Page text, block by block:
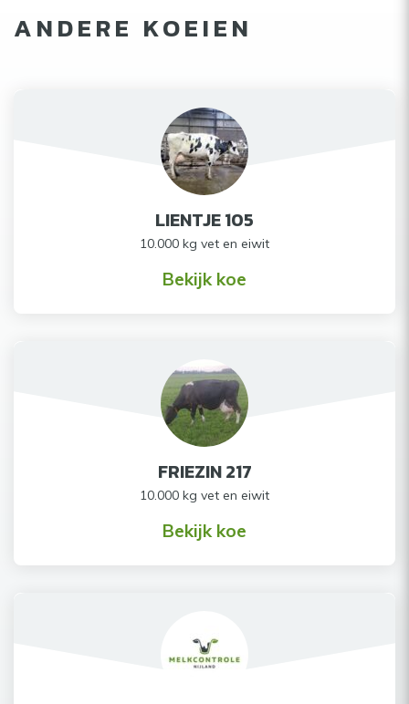
ANDERE KOEIEN
LIENTJE 105
10.000 kg vet en eiwit
Bekijk koe
FRIEZIN 217
10.000 kg vet en eiwit
Bekijk koe